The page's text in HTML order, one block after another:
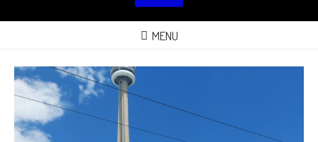
MENU